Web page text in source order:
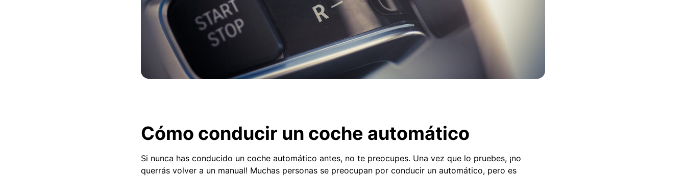
Cómo conducir un coche automático
Si nunca has conducido un coche automático antes, no te preocupes. Una vez que lo pruebes, ¡no
querrás volver a un manual! Muchas personas se preocupan por conducir un automático, pero es